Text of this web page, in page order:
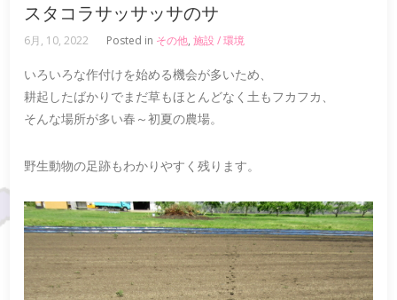
スタコラサッサッサのサ
6月, 10, 2022 Posted in その他,施設 / 環境
いろいろな作付けを始める機会が多いため、
耕起したばかりでまだ草もほとんどなく土もフカフカ、
そんな場所が多い春～初夏の農場。
野生動物の足跡もわかりやすく残ります。